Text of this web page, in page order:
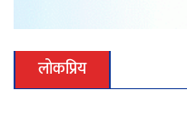
लोकप्रिय